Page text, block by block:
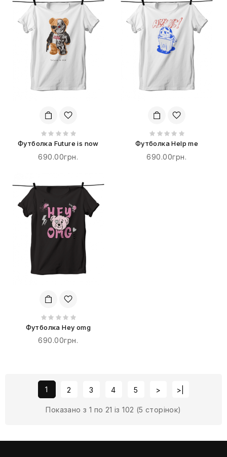
Футболка Future is now
690.00грн.
Футболка Help me
690.00грн.
Футболка Hey omg
690.00грн.
1 2 3 4 5 > >|
Показано з 1 по 21 із 102 (5 сторінок)